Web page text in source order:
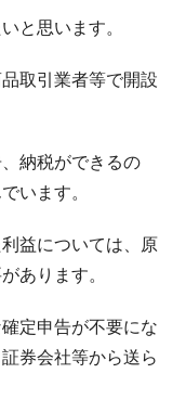
と思います。
取引業者等で開設
納税ができるの
います。
益については、原
あります。
定申告が不要にな
券会社等から送ら